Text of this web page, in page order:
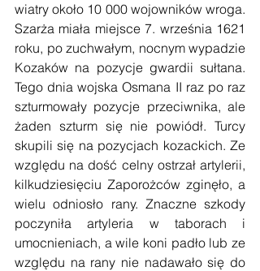
wiatry około 10 000 wojowników wroga.
Szarża miała miejsce 7. września 1621
roku, po zuchwałym, nocnym wypadzie
Kozaków na pozycje gwardii sułtana.
Tego dnia wojska Osmana II raz po raz
szturmowały pozycje przeciwnika, ale
żaden szturm się nie powiódł. Turcy
skupili się na pozycjach kozackich. Ze
względu na dość celny ostrzał artylerii,
kilkudziesięciu Zaporożców zginęło, a
wielu odniosło rany. Znaczne szkody
poczyniła artyleria w taborach i
umocnieniach, a wile koni padło lub ze
względu na rany nie nadawało się do